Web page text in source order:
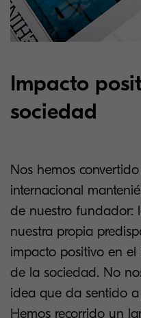
Impacto
sociedad
Nos hemos
internacional
de nuestro fundador:
nuestra propia
impacto positivo en
de la sociedad. No
idea que da sentido
Hemos recorrido un